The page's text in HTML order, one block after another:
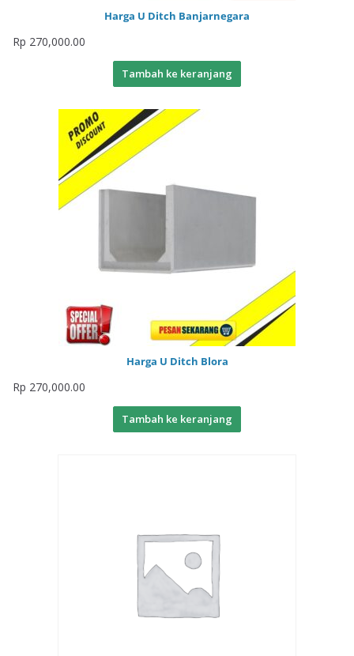
Harga U Ditch Banjarnegara
Rp 270,000.00
Tambah ke keranjang
Harga U Ditch Blora
Rp 270,000.00
Tambah ke keranjang